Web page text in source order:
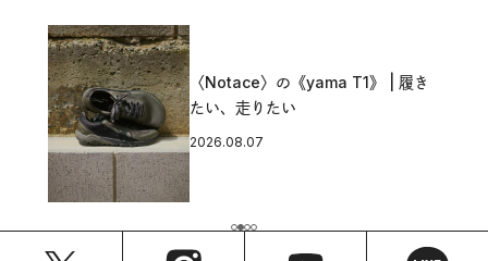
〈Notace〉の《yama T1》 | 履き
たい、走りたい
2026.08.07